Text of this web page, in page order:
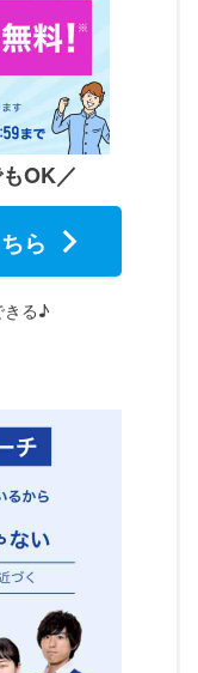
OK／
ら
きる♪